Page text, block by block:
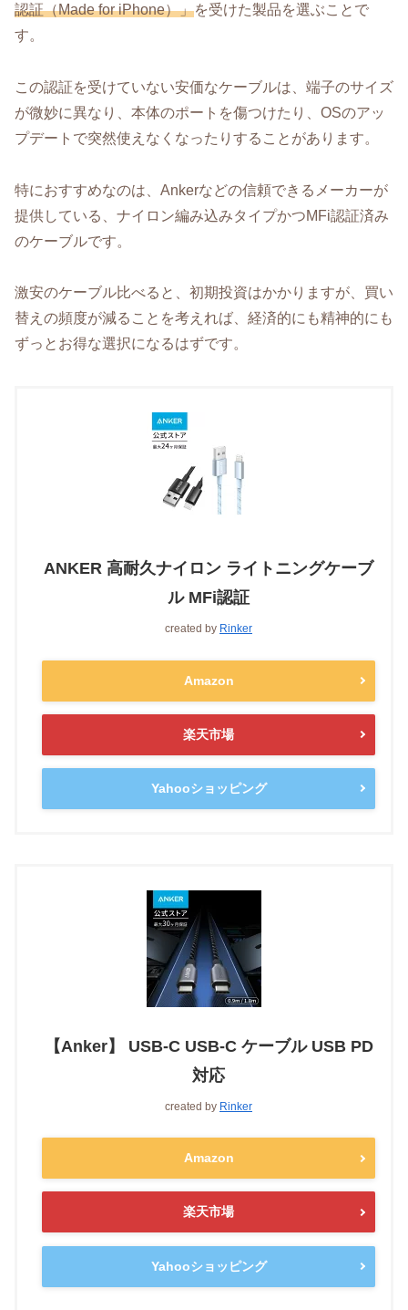
認証（Made for iPhone）」を受けた製品を選ぶことで
す。
この認証を受けていない安価なケーブルは、端子のサイズ
が微妙に異なり、本体のポートを傷つけたり、OSのアッ
プデートで突然使えなくなったりすることがあります。
特におすすめなのは、Ankerなどの信頼できるメーカーが
提供している、ナイロン編み込みタイプかつMFi認証済み
のケーブルです。
激安のケーブル比べると、初期投資はかかりますが、買い
替えの頻度が減ることを考えれば、経済的にも精神的にも
ずっとお得な選択になるはずです。
ANKER 高耐久ナイロン ライトニングケーブ
ル MFi認証
created by Rinker
Amazon
楽天市場
Yahooショッピング
【Anker】 USB-C USB-C ケーブル USB PD
対応
created by Rinker
Amazon
楽天市場
Yahooショッピング